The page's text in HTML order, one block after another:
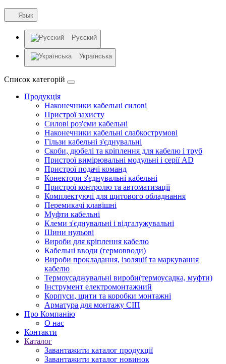
Язык
Русский
Українська
Список категорій
Продукція
Наконечники кабельні силові
Пристрої захисту
Силові роз'єми кабельні
Наконечники кабельні слабкострумові
Гільзи кабельні з'єднувальні
Скоби, дюбелі та кріплення для кабелю і труб
Пристрої вимірювальні модульні і серії AD
Пристрої подачі команд
Конектори з'єднувальні кабельні
Пристрої контролю та автоматизації
Комплектуючі для щитового обладнання
Перемикачі клавішні
Муфти кабельні
Клеми з'єднувальні і відгалужувальні
Шини нульові
Вироби для кріплення кабелю
Кабельні вводи (гермовводи)
Вироби прокладання, iзоляції та маркування
кабелю
Термоусаджувальні вироби(термоусадка, муфти)
Інструмент електромонтажний
Корпуси, щити та коробки монтажні
Арматура для монтажу СІП
Про Компанію
О нас
Контакти
Каталог
Завантажити каталог продукції
Завантажити каталог новинок